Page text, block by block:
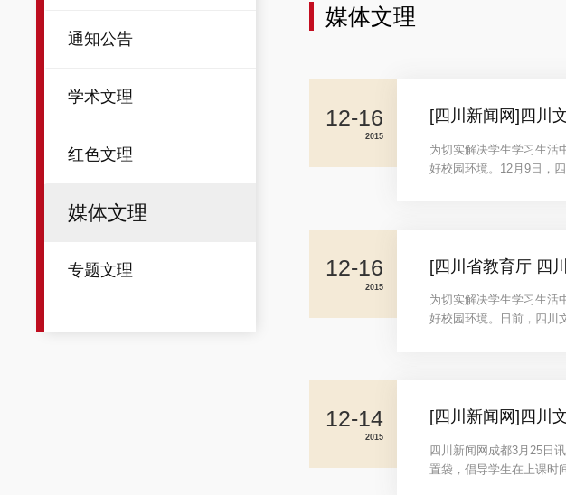
通知公告
学术文理
红色文理
媒体文理
专题文理
媒体文理
12-16
2015
[四川新闻网]四川
为切实解决学生学习生活
好校园环境。12月9日，
12-16
2015
[四川省教育厅 四
为切实解决学生学习生活
好校园环境。日前，四川
12-14
2015
[四川新闻网]四川
四川新闻网成都3月25
置袋，倡导学生在上课